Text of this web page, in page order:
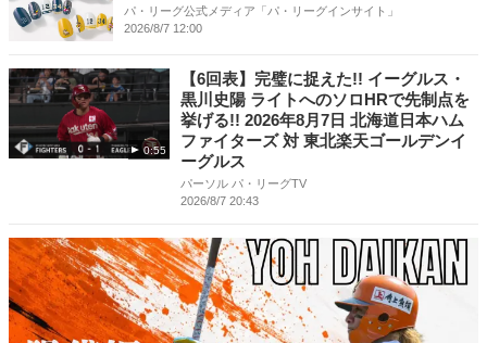
パ・リーグ公式メディア「パ・リーグインサイト」
2026/8/7 12:00
0:55
【6回表】完璧に捉えた!! イーグルス・
黒川史陽 ライトへのソロHRで先制点を
挙げる!! 2026年8月7日 北海道日本ハム
ファイターズ 対 東北楽天ゴールデンイ
ーグルス
パーソル パ・リーグTV
2026/8/7 20:43